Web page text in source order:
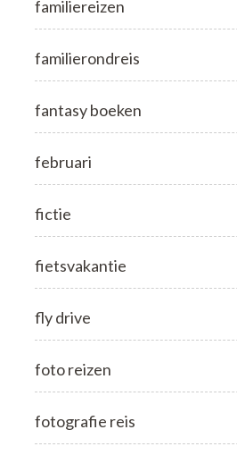
familiereizen
familierondreis
fantasy boeken
februari
fictie
fietsvakantie
fly drive
foto reizen
fotografie reis